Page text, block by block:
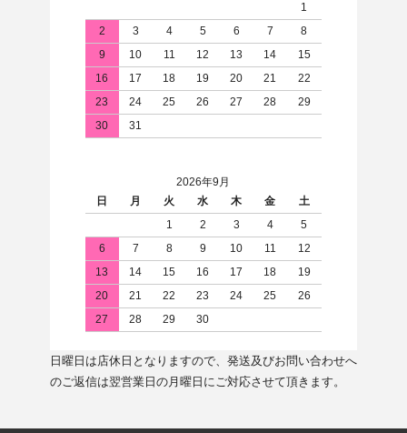
1
2
3 4 5 6 7
8
9
10 11 12 13 14
15
16
17 18 19 20 21
22
23
24 25 26 27 28
29
30
31
2026年9月
日
月 火 水 木 金
土
1
2 3 4
5
6
7 8 9 10 11
12
13
14 15 16 17 18
19
20
21 22 23 24 25
26
27
28 29 30
日曜日は店休日となりますので、発送及びお問い合わせへ
のご返信は翌営業日の月曜日にご対応させて頂きます。